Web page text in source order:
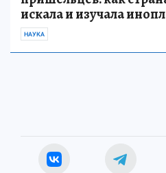
искала и изучала
НАУКА